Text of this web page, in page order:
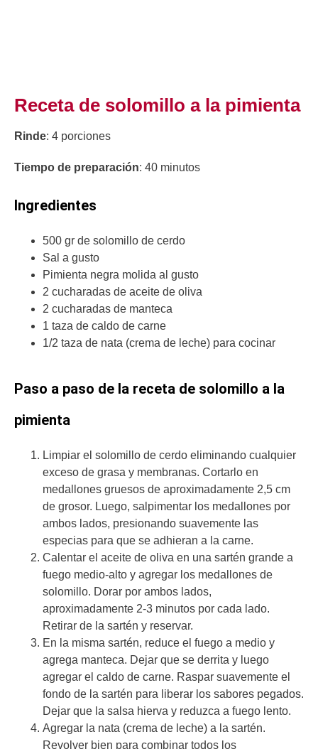
Receta de solomillo a la pimienta
Rinde: 4 porciones
Tiempo de preparación: 40 minutos
Ingredientes
500 gr de solomillo de cerdo
Sal a gusto
Pimienta negra molida al gusto
2 cucharadas de aceite de oliva
2 cucharadas de manteca
1 taza de caldo de carne
1/2 taza de nata (crema de leche) para cocinar
Paso a paso de la receta de solomillo a la
pimienta
Limpiar el solomillo de cerdo eliminando cualquier
exceso de grasa y membranas. Cortarlo en
medallones gruesos de aproximadamente 2,5 cm
de grosor. Luego, salpimentar los medallones por
ambos lados, presionando suavemente las
especias para que se adhieran a la carne.
Calentar el aceite de oliva en una sartén grande a
fuego medio-alto y agregar los medallones de
solomillo. Dorar por ambos lados,
aproximadamente 2-3 minutos por cada lado.
Retirar de la sartén y reservar.
En la misma sartén, reduce el fuego a medio y
agrega manteca. Dejar que se derrita y luego
agregar el caldo de carne. Raspar suavemente el
fondo de la sartén para liberar los sabores pegados.
Dejar que la salsa hierva y reduzca a fuego lento.
Agregar la nata (crema de leche) a la sartén.
Revolver bien para combinar todos los